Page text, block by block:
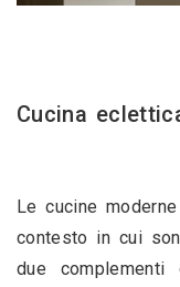
Cucina
Le cucine
contesto in cui
due complementi